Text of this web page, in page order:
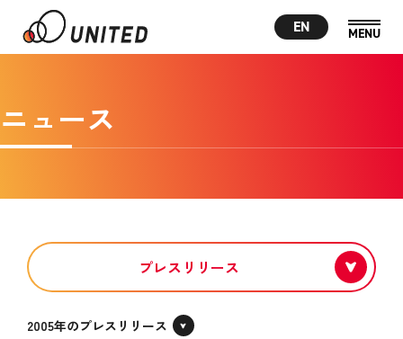
EN
ニュース